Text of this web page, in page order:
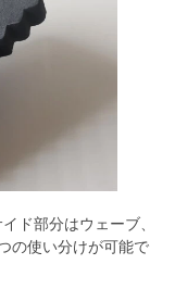
ド部分はウェーブ、
の使い分けが可能で